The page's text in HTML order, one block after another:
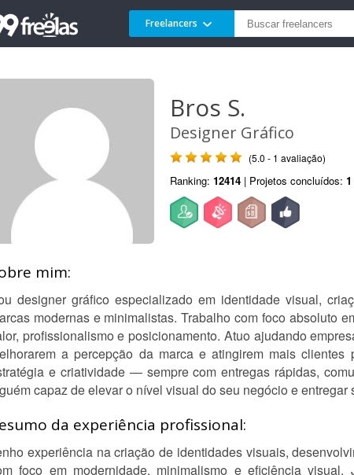
Freelancers
Bros S.
Designer Gráfico
(5.0 - 1 avaliação)
Ranking: 12414 | Projetos concluídos: 1
mim:
designer gráfico especializado em identidade visual,
modernas e minimalistas. Trabalho com foco absoluto
profissionalismo e posicionamento. Atuo ajudando
a percepção da marca e atingirem mais
e criatividade — sempre com entregas rápidas,
capaz de elevar o nível visual do seu negócio e
da experiência profissional:
experiência na criação de identidades visuais,
foco em modernidade, minimalismo e eficiência